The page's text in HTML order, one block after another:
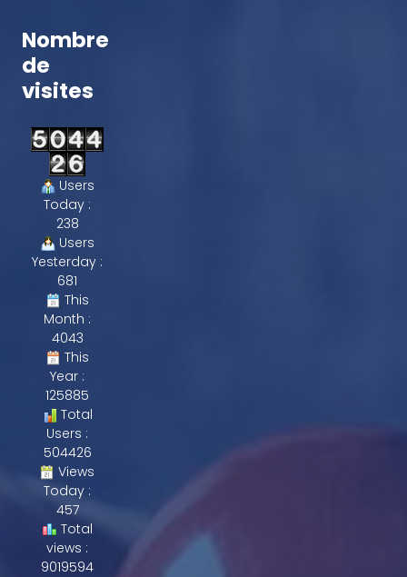
Nombre
de
visites
Users
Today :
238
Users
Yesterday :
681
This
Month :
4043
This
Year :
125885
Total
Users :
504426
Views
Today :
457
Total
views :
9019594